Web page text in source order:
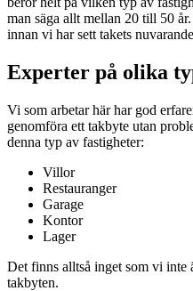
man säga allt mellan 20 till 50
innan vi har sett takets
Experter på olika
Vi som arbetar här har god
genomföra ett takbyte utan
denna typ av fastigheter:
Villor
Restauranger
Garage
Kontor
Lager
Det finns alltså inget som vi inte
takbyten.